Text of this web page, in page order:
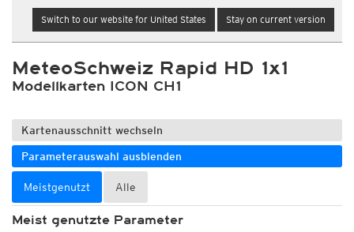
Switch to our website for United States Stay on current version
MeteoSchweiz Rapid HD 1x1
Modellkarten ICON CH1
Kartenausschnitt wechseln
Parameterauswahl ausblenden
Meistgenutzt Alle
Meist genutzte Parameter